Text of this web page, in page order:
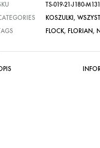
TS-019-21-J180-
KOSZULKI,
FLOCK, FLORIAN,